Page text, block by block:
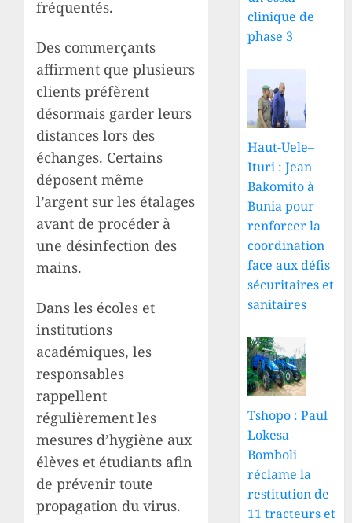
fréquentés.
Des commerçants
affirment que plusieurs
clients préfèrent
désormais garder leurs
distances lors des
échanges. Certains
déposent même
l’argent sur les étalages
avant de procéder à
une désinfection des
mains.
Dans les écoles et
institutions
académiques, les
responsables
rappellent
régulièrement les
mesures d’hygiène aux
élèves et étudiants afin
de prévenir toute
propagation du virus.
clinique de
phase 3
Haut-Uele–
Ituri : Jean
Bakomito à
Bunia pour
renforcer la
coordination
face aux défis
sécuritaires et
sanitaires
Tshopo : Paul
Lokesa
Bomboli
réclame la
restitution de
11 tracteurs et